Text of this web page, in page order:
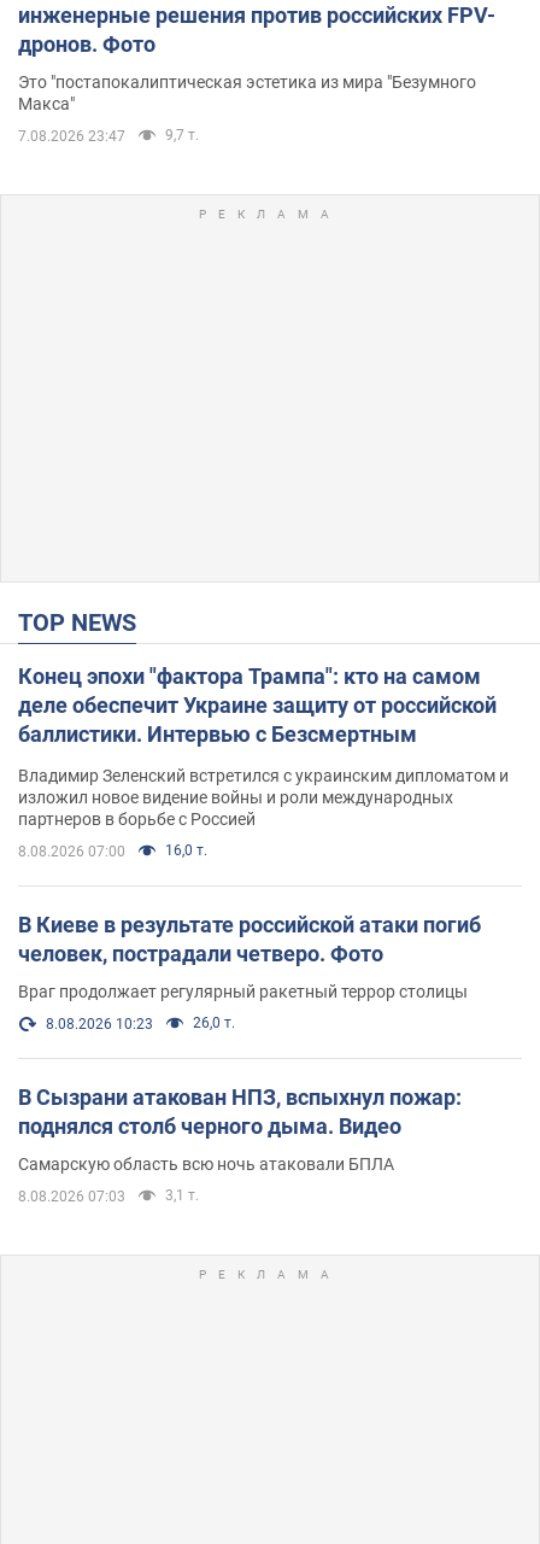
инженерные решения против российских FPV-
дронов. Фото
Это "постапокалиптическая эстетика из мира "Безумного
Макса"
7.08.2026 23:47 9,7 т.
TOP NEWS
Конец эпохи "фактора Трампа": кто на самом
деле обеспечит Украине защиту от российской
баллистики. Интервью с Безсмертным
Владимир Зеленский встретился с украинским дипломатом и
изложил новое видение войны и роли международных
партнеров в борьбе с Россией
8.08.2026 07:00 16,0 т.
В Киеве в результате российской атаки погиб
человек, пострадали четверо. Фото
Враг продолжает регулярный ракетный террор столицы
8.08.2026 10:23 26,0 т.
В Сызрани атакован НПЗ, вспыхнул пожар:
поднялся столб черного дыма. Видео
Самарскую область всю ночь атаковали БПЛА
8.08.2026 07:03 3,1 т.